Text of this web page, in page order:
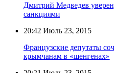
Дмитрий Медведев
санкциями
20:42 Июль 23, 2015
Французские депутаты
крымчанам в «шенгенах»